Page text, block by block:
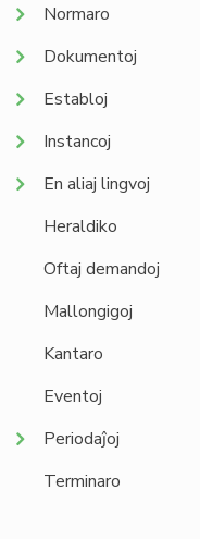
Normaro
Dokumentoj
Establoj
Instancoj
En aliaj lingvoj
Heraldiko
Oftaj demandoj
Mallongigoj
Kantaro
Eventoj
Periodaĵoj
Terminaro